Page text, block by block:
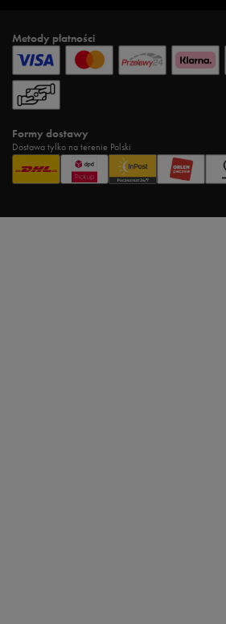
Metody płatności
Formy dostawy
Dostawa tylko na terenie Polski